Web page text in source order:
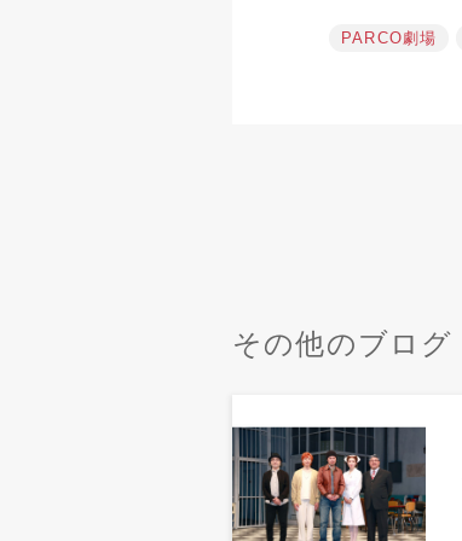
PARCO劇場
その他のブログ